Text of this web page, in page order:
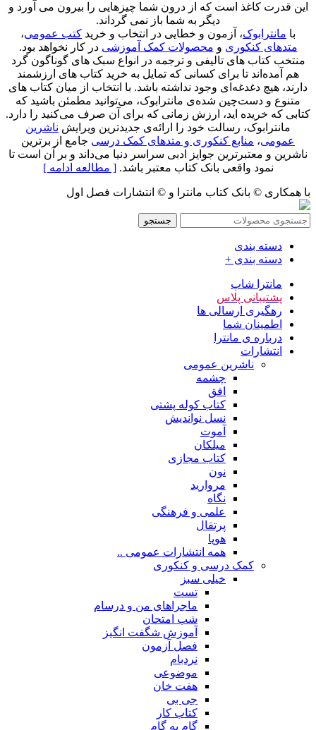
این قدرت کاغذ است که از درون شما چیزهایی را بیرون می آورد و
دیگر به شما باز نمی گرداند.
با مانترابوک، آزمون و خطایی در انتخاب و خرید کتب عمومی،
متدهای کنکوری و محصولات کمک آموزشی در کار نخواهد بود.
منتخب کتاب‌ های تالیفی و ترجمه در انواع سبک های گوناگون گرد
هم آمده‌اند تا برای کسانی که تمایل به خرید کتاب های ارزشمند
دارند، هیچ دغدغه‌ای وجود نداشته باشد. با انتخاب از میان کتاب های
متنوع و دست‌چین شده‌ی مانترابوک، می‌توانید مطمئن باشید که
کتابی که خریده اید، ارزش زمانی که برای آن صرف می‌کنید را دارد.
مانترابوک، رسالت خود را ارائه‌ی جدیدترین ویرایش ناشرین
عمومی، منابع کنکوری و متدهای کمک درسی جامع از برترین
ناشرین و معتبرترین جوایز ادبی سراسر دنیا می‌داند و بر آن است تا
نمود واقعی بانک کتاب معتبر باشد.[ مطالعه ادامه ]
با همکاری © بانک کتاب مانترا و © انتشارات فصل اول
جستجو
دسته بندی
دسته بندی +
مانترا شاپ
پشتیبانی پلاس
رهگیری ارسالی ها
اطمینان شما
درباره ی مانترا
انتشارات
ناشرین عمومی
چشمه
افق
کتاب کوله پشتی
نسل نواندیش
آموت
میلکان
کتاب مجازی
نون
مروارید
نگاه
علمی و فرهنگی
پرتقال
هوپا
همه انتشارات عمومی ..
کمک درسی و کنکوری
خیلی سبز
تست
ماجراهای من و درسام
شب امتحان
آموزش شگفت انگیز
فصل آزمون
نردبام
موضوعی
هفت خان
جی بی
کتاب کار
گام به گام